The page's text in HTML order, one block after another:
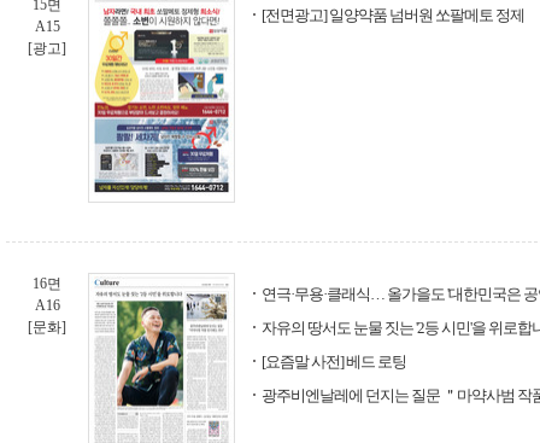
15면
A15
[광고]
[전면광고] 일양약품 넘버원 쏘팔메토 정제
16면
A16
[문화]
연극·무용·클래식… 올가을도 '대한민국은
자유의 땅서도 눈물 짓는 '2등 시민'을 위로합
[요즘말 사전] 베드 로팅
광주비엔날레에 던지는 질문 ＂마약사범 작